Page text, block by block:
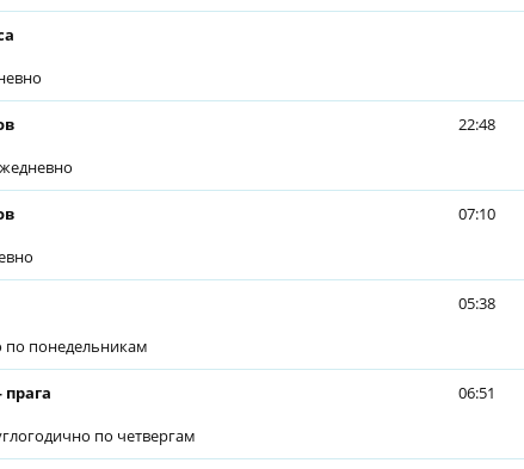
22:48
07:10
по понедельникам
05:38
по четвергам
06:51